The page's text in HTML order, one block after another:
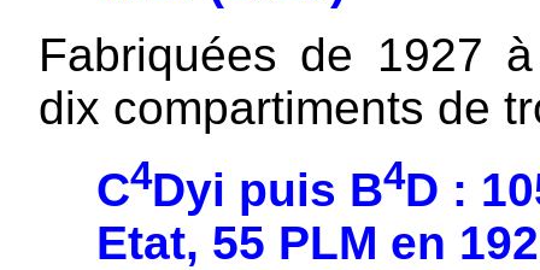
Fabriquées de 1927
dix compartiments de
C4Dyi puis B4D :
Etat, 55 PLM en